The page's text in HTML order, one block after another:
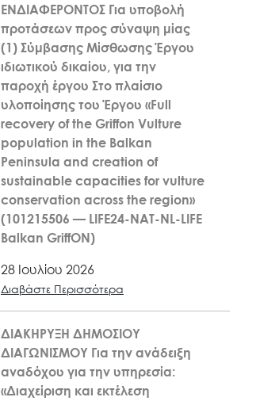
ΕΝΔΙΑΦΕΡΟΝΤΟΣ Για υποβολή
προτάσεων προς σύναψη μίας
(1) Σύμβασης Μίσθωσης Έργου
ιδιωτικού δικαίου, για την
παροχή έργου Στο πλαίσιο
υλοποίησης του Έργου «Full
recovery of the Griffon Vulture
population in the Balkan
Peninsula and creation of
sustainable capacities for vulture
conservation across the region»
(101215506 — LIFE24-NAT-NL-LIFE
Balkan GriffON)
28 Ιουλίου 2026
Διαβάστε Περισσότερα
ΔΙΑΚΗΡΥΞΗ ΔΗΜΟΣΙΟΥ
ΔΙΑΓΩΝΙΣΜΟΥ Για την ανάδειξη
αναδόχου για την υπηρεσία:
«Διαχείριση και εκτέλεση